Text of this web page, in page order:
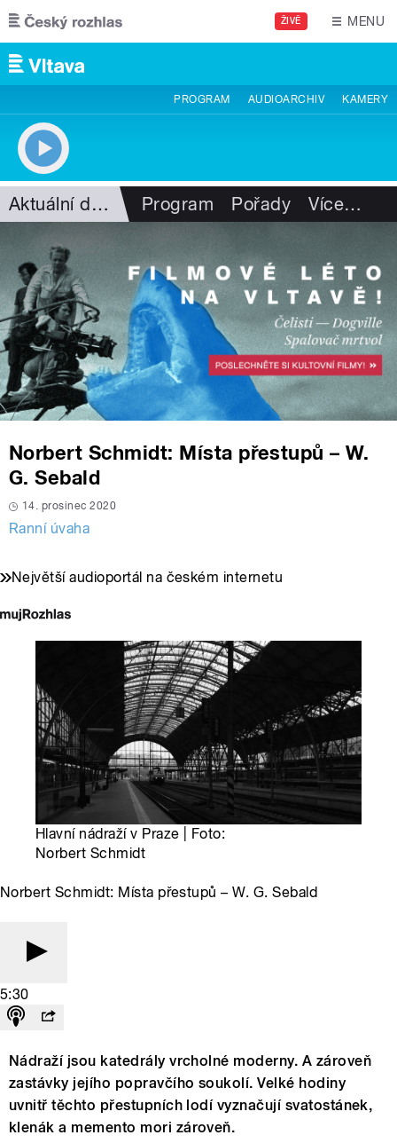
Přejít k hlavnímu obsahu
ŽIVĚ MENU
PROGRAM AUDIOARCHIV KAMERY
Aktuální dění Program Pořady Více…
Norbert Schmidt: Místa přestupů – W.
G. Sebald
14. prosinec 2020
Ranní úvaha
Největší audioportál na českém internetu
Hlavní nádraží v Praze | Foto:
Norbert Schmidt
Norbert Schmidt: Místa přestupů – W. G. Sebald
5:30
Nádraží jsou katedrály vrcholné moderny. A zároveň
zastávky jejího popravčího soukolí. Velké hodiny
uvnitř těchto přestupních lodí vyznačují svatostánek,
klenák a memento mori zároveň.